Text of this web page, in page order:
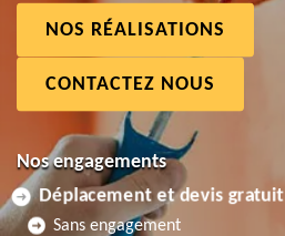
NOS RÉALISATIONS
CONTACTEZ NOUS
Nos engagements
Déplacement et devis gratuit
Sans engagement